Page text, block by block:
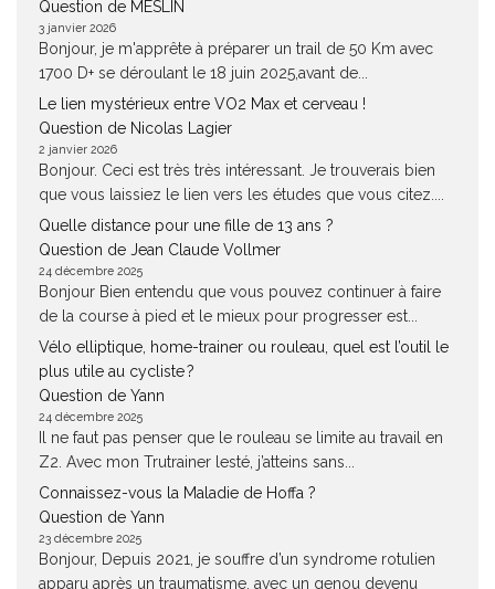
Question de MESLIN
3 janvier 2026
Bonjour, je m'apprête à préparer un trail de 50 Km avec
1700 D+ se déroulant le 18 juin 2025,avant de...
Le lien mystérieux entre VO2 Max et cerveau !
Question de Nicolas Lagier
2 janvier 2026
Bonjour. Ceci est très très intéressant. Je trouverais bien
que vous laissiez le lien vers les études que vous citez....
Quelle distance pour une fille de 13 ans ?
Question de Jean Claude Vollmer
24 décembre 2025
Bonjour Bien entendu que vous pouvez continuer à faire
de la course à pied et le mieux pour progresser est...
Vélo elliptique, home-trainer ou rouleau, quel est l’outil le
plus utile au cycliste ?
Question de Yann
24 décembre 2025
Il ne faut pas penser que le rouleau se limite au travail en
Z2. Avec mon Trutrainer lesté, j’atteins sans...
Connaissez-vous la Maladie de Hoffa ?
Question de Yann
23 décembre 2025
Bonjour, Depuis 2021, je souffre d’un syndrome rotulien
apparu après un traumatisme, avec un genou devenu